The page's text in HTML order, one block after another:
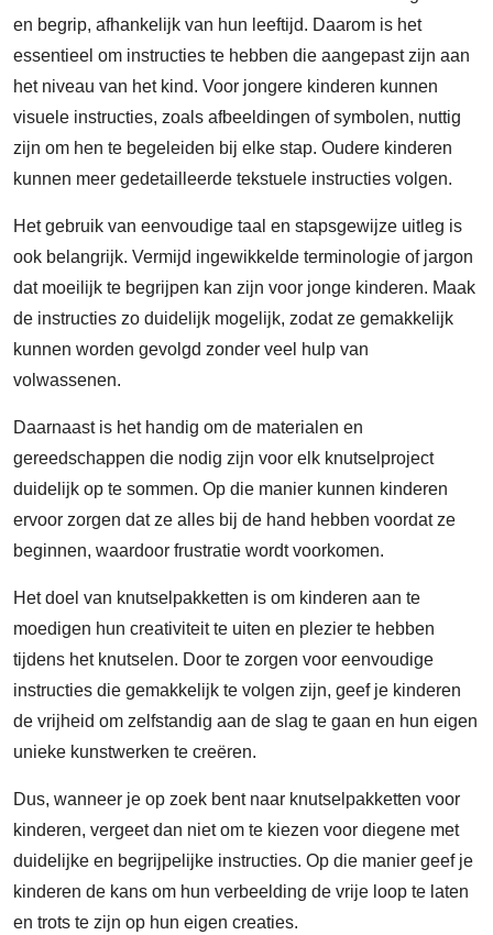
en begrip, afhankelijk van hun leeftijd. Daarom is het
essentieel om instructies te hebben die aangepast zijn aan
het niveau van het kind. Voor jongere kinderen kunnen
visuele instructies, zoals afbeeldingen of symbolen, nuttig
zijn om hen te begeleiden bij elke stap. Oudere kinderen
kunnen meer gedetailleerde tekstuele instructies volgen.
Het gebruik van eenvoudige taal en stapsgewijze uitleg is
ook belangrijk. Vermijd ingewikkelde terminologie of jargon
dat moeilijk te begrijpen kan zijn voor jonge kinderen. Maak
de instructies zo duidelijk mogelijk, zodat ze gemakkelijk
kunnen worden gevolgd zonder veel hulp van
volwassenen.
Daarnaast is het handig om de materialen en
gereedschappen die nodig zijn voor elk knutselproject
duidelijk op te sommen. Op die manier kunnen kinderen
ervoor zorgen dat ze alles bij de hand hebben voordat ze
beginnen, waardoor frustratie wordt voorkomen.
Het doel van knutselpakketten is om kinderen aan te
moedigen hun creativiteit te uiten en plezier te hebben
tijdens het knutselen. Door te zorgen voor eenvoudige
instructies die gemakkelijk te volgen zijn, geef je kinderen
de vrijheid om zelfstandig aan de slag te gaan en hun eigen
unieke kunstwerken te creëren.
Dus, wanneer je op zoek bent naar knutselpakketten voor
kinderen, vergeet dan niet om te kiezen voor diegene met
duidelijke en begrijpelijke instructies. Op die manier geef je
kinderen de kans om hun verbeelding de vrije loop te laten
en trots te zijn op hun eigen creaties.